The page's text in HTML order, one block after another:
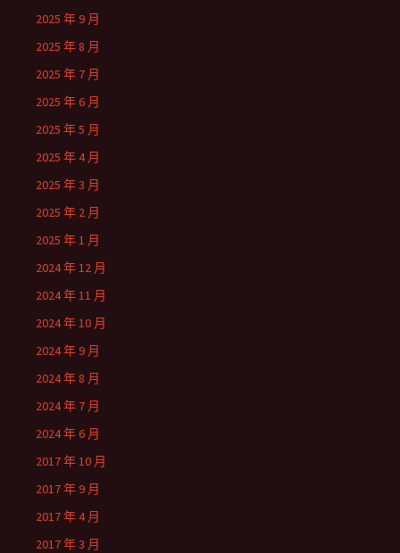
2025 年 9 月
2025 年 8 月
2025 年 7 月
2025 年 6 月
2025 年 5 月
2025 年 4 月
2025 年 3 月
2025 年 2 月
2025 年 1 月
2024 年 12 月
2024 年 11 月
2024 年 10 月
2024 年 9 月
2024 年 8 月
2024 年 7 月
2024 年 6 月
2017 年 10 月
2017 年 9 月
2017 年 4 月
2017 年 3 月